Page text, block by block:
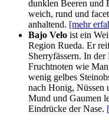
dunklen Beeren und
weich, rund und
anhaltend. [mehr
Bajo Velo ist ein
Region Rueda. Er
Sherryfässern. In
Fruchtnoten wie
wenig gelbes
nach Honig, Nüssen
Mund und Gaumen
Eindrücke der Nase.